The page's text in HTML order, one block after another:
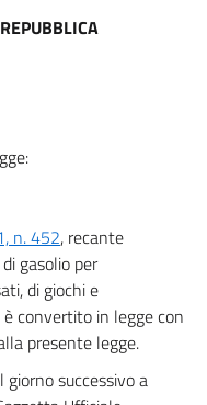
n. 452, recante
gasolio per
di giochi e
convertito in legge con
presente legge.
successivo a